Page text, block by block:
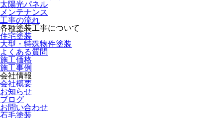
太陽光パネル
メンテナンス
工事の流れ
各種塗装工事について
住宅塗装
大型・特殊物件塗装
よくある質問
施工価格
施工事例
会社情報
会社概要
お知らせ
ブログ
お問い合わせ
石毛塗装